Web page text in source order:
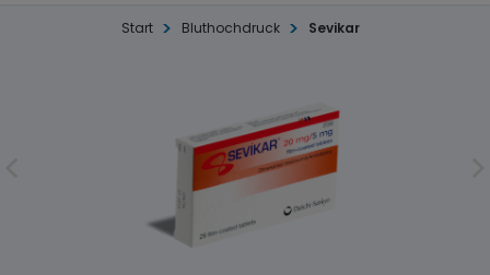
Start Bluthochdruck Sevikar